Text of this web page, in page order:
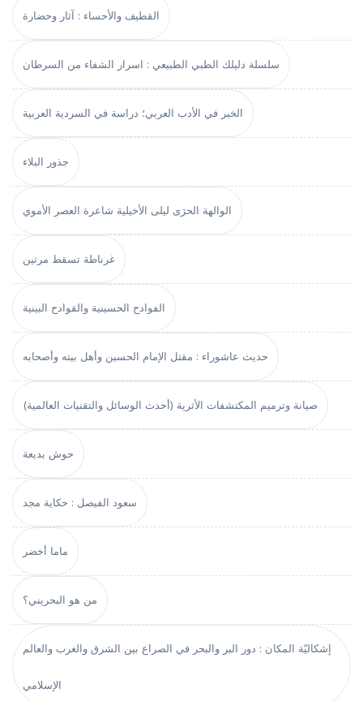
القطيف والأحساء : آثار وحضارة
سلسلة دليلك الطبي الطبيعي : اسرار الشفاء من السرطان
الخبر في الأدب العربي؛ دراسة في السردية العربية
جذور البلاء
الوالهة الحرَى ليلى الأخيلية شاعرة العصر الأموي
غرناطة تسقط مرتين
الفوادح الحسينية والقوادح البينية
حديث عاشوراء : مقتل الإمام الحسين وأهل بيته وأصحابه
صيانة وترميم المكتشفات الأثرية (أحدث الوسائل والتقنيات العالمية)
حوش بديعة
سعود الفيصل : حكاية مجد
ماما أخضر
من هو البحريني؟
إشكاليّة المكان : دور البر والبحر في الصراع بين الشرق والغرب والعالم
الإسلامي